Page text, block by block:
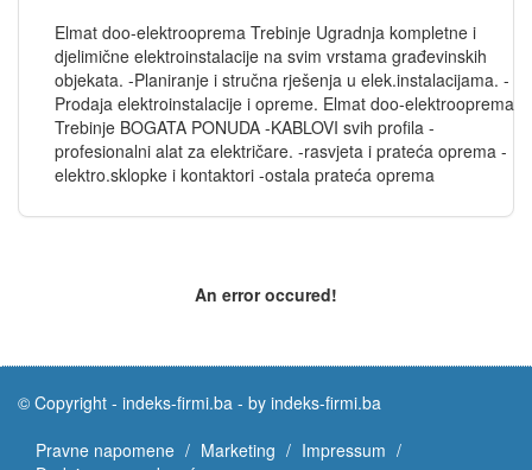
Elmat doo-elektrooprema Trebinje Ugradnja kompletne i
djelimične elektroinstalacije na svim vrstama građevinskih
objekata. -Planiranje i stručna rješenja u elek.instalacijama. -
Prodaja elektroinstalacije i opreme. Elmat doo-elektrooprema
Trebinje BOGATA PONUDA -KABLOVI svih profila -
profesionalni alat za električare. -rasvjeta i prateća oprema -
elektro.sklopke i kontaktori -ostala prateća oprema
An error occured!
© Copyright - indeks-firmi.ba - by indeks-firmi.ba
Pravne napomene
Marketing
Impressum